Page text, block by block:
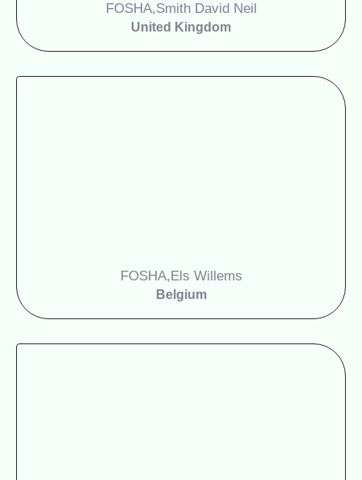
Smith David Neil,
FOSHA
United Kingdom
Els Willems,
FOSHA
Belgium